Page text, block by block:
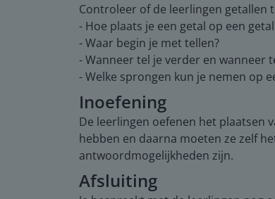
Controleer of de leerlingen getallen
- Hoe plaats je een getal op een
- Waar begin je met tellen?
- Wanneer tel je verder en wanneer
- Welke sprongen kun je nemen op
Inoefening
De leerlingen oefenen het plaatsen
hebben en daarna moeten ze zelf
antwoordmogelijkheden zijn.
Afsluiting